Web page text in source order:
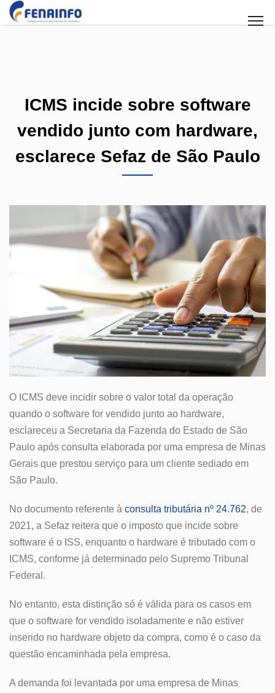
ICMS incide sobre software
vendido junto com hardware,
esclarece Sefaz de São Paulo
O ICMS deve incidir sobre o valor total da operação
quando o software for vendido junto ao hardware,
esclareceu a Secretaria da Fazenda do Estado de São
Paulo após consulta elaborada por uma empresa de Minas
Gerais que prestou serviço para um cliente sediado em
São Paulo.
No documento referente à consulta tributária nº 24.762, de
2021, a Sefaz reitera que o imposto que incide sobre
software é o ISS, enquanto o hardware é tributado com o
ICMS, conforme já determinado pelo Supremo Tribunal
Federal.
No entanto, esta distinção só é válida para os casos em
que o software for vendido isoladamente e não estiver
inserido no hardware objeto da compra, como é o caso da
questão encaminhada pela empresa.
A demanda foi levantada por uma empresa de Minas